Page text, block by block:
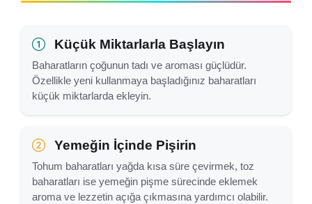
Küçük Miktarlarla Başlayın
Baharatların çoğunun tadı ve aroması güçlüdür.
Özellikle yeni kullanmaya başladığınız baharatları
küçük miktarlarda ekleyin.
Yemeğin İçinde Pişirin
Tohum baharatları yağda kısa süre çevirmek, toz
baharatları ise yemeğin pişme sürecinde eklemek
aroma ve lezzetin açığa çıkmasına yardımcı olabilir.